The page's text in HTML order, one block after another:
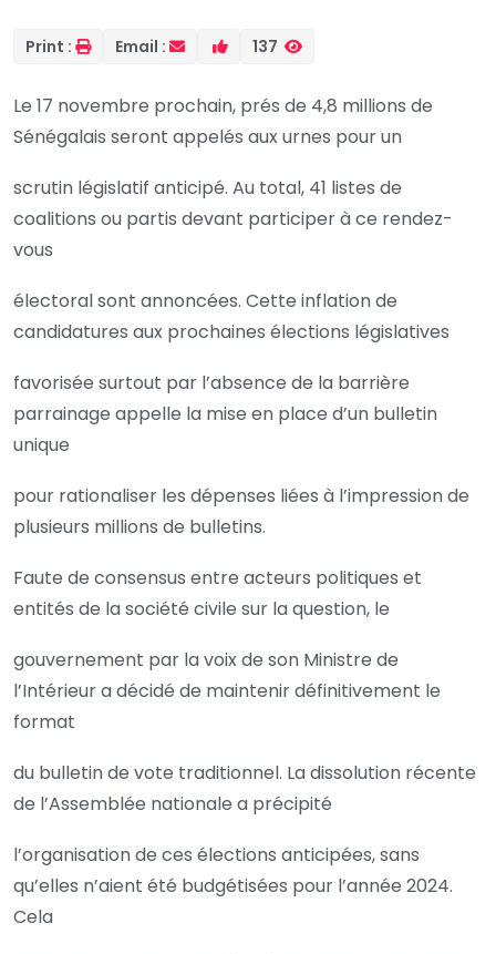
Print : Email : 137
Le 17 novembre prochain, prés de 4,8 millions de
Sénégalais seront appelés aux urnes pour un
scrutin législatif anticipé. Au total, 41 listes de
coalitions ou partis devant participer à ce rendez-
vous
électoral sont annoncées. Cette inflation de
candidatures aux prochaines élections législatives
favorisée surtout par l’absence de la barrière
parrainage appelle la mise en place d’un bulletin
unique
pour rationaliser les dépenses liées à l’impression de
plusieurs millions de bulletins.
Faute de consensus entre acteurs politiques et
entités de la société civile sur la question, le
gouvernement par la voix de son Ministre de
l’Intérieur a décidé de maintenir définitivement le
format
du bulletin de vote traditionnel. La dissolution récente
de l’Assemblée nationale a précipité
l’organisation de ces élections anticipées, sans
qu’elles n’aient été budgétisées pour l’année 2024.
Cela